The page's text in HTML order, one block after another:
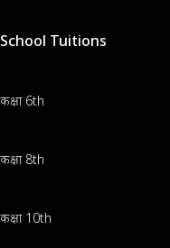
School Tuitions
कक्षा 6th
कक्षा 8th
कक्षा 10th